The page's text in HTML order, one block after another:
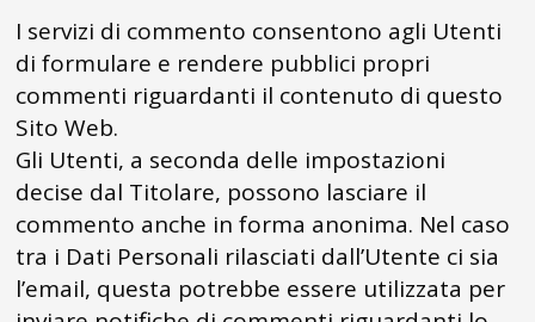
I servizi di commento consentono agli Utenti
di formulare e rendere pubblici propri
commenti riguardanti il contenuto di questo
Sito Web.
Gli Utenti, a seconda delle impostazioni
decise dal Titolare, possono lasciare il
commento anche in forma anonima. Nel caso
tra i Dati Personali rilasciati dall’Utente ci sia
l’email, questa potrebbe essere utilizzata per